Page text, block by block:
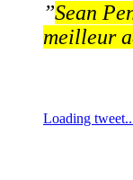
”Sean
meilleur